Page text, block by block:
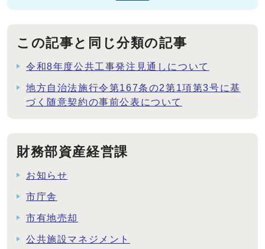
この記事と同じ分類の記事
令和8年度公共工事発注見通しについて
地方自治法施行令第167条の2第1項第3号に基
づく随意契約の事前公表について
財務部資産経営課
お知らせ
市庁舎
市有地売却
公共施設マネジメント